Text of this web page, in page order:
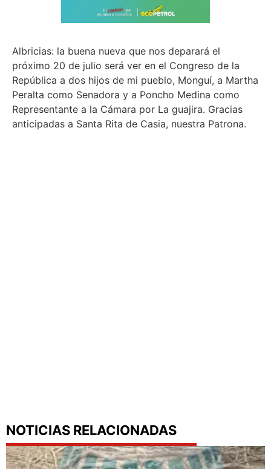
Albricias: la buena nueva que nos deparará el
próximo 20 de julio será ver en el Congreso de la
República a dos hijos de mi pueblo, Monguí, a Martha
Peralta como Senadora y a Poncho Medina como
Representante a la Cámara por La guajira. Gracias
anticipadas a Santa Rita de Casia, nuestra Patrona.
NOTICIAS RELACIONADAS